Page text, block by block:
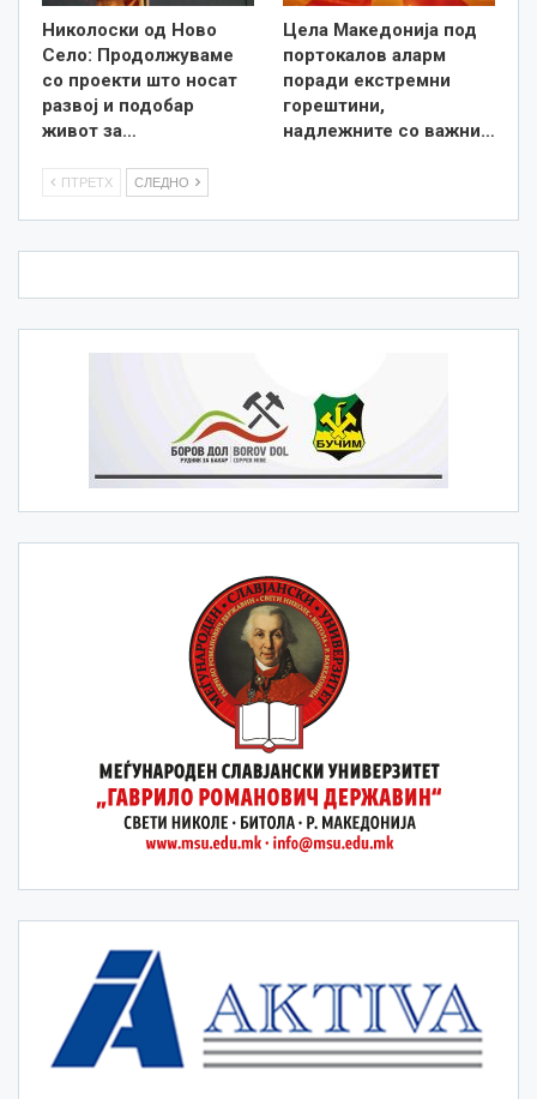
Николоски од Ново
Село: Продолжуваме
со проекти што носат
развој и подобар
живот за…
Цела Македонија под
портокалов аларм
поради екстремни
горештини,
надлежните со важни…
ПТРЕТХ СЛЕДНО